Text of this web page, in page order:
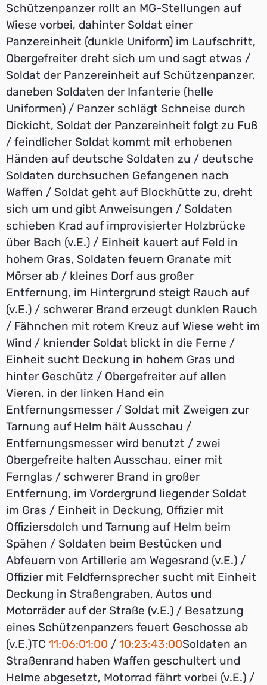
Schützenpanzer rollt an MG-Stellungen auf
Wiese vorbei, dahinter Soldat einer
Panzereinheit (dunkle Uniform) im Laufschritt,
Obergefreiter dreht sich um und sagt etwas /
Soldat der Panzereinheit auf Schützenpanzer,
daneben Soldaten der Infanterie (helle
Uniformen) / Panzer schlägt Schneise durch
Dickicht, Soldat der Panzereinheit folgt zu Fuß
/ feindlicher Soldat kommt mit erhobenen
Händen auf deutsche Soldaten zu / deutsche
Soldaten durchsuchen Gefangenen nach
Waffen / Soldat geht auf Blockhütte zu, dreht
sich um und gibt Anweisungen / Soldaten
schieben Krad auf improvisierter Holzbrücke
über Bach (v.E.) / Einheit kauert auf Feld in
hohem Gras, Soldaten feuern Granate mit
Mörser ab / kleines Dorf aus großer
Entfernung, im Hintergrund steigt Rauch auf
(v.E.) / schwerer Brand erzeugt dunklen Rauch
/ Fähnchen mit rotem Kreuz auf Wiese weht im
Wind / kniender Soldat blickt in die Ferne /
Einheit sucht Deckung in hohem Gras und
hinter Geschütz / Obergefreiter auf allen
Vieren, in der linken Hand ein
Entfernungsmesser / Soldat mit Zweigen zur
Tarnung auf Helm hält Ausschau /
Entfernungsmesser wird benutzt / zwei
Obergefreite halten Ausschau, einer mit
Fernglas / schwerer Brand in großer
Entfernung, im Vordergrund liegender Soldat
im Gras / Einheit in Deckung, Offizier mit
Offiziersdolch und Tarnung auf Helm beim
Spähen / Soldaten beim Bestücken und
Abfeuern von Artillerie am Wegesrand (v.E.) /
Offizier mit Feldfernsprecher sucht mit Einheit
Deckung in Straßengraben, Autos und
Motorräder auf der Straße (v.E.) / Besatzung
eines Schützenpanzers feuert Geschosse ab
(v.E.)TC 11:06:01:00 / 10:23:43:00Soldaten an
Straßenrand haben Waffen geschultert und
Helme abgesetzt, Motorrad fährt vorbei (v.E.) /